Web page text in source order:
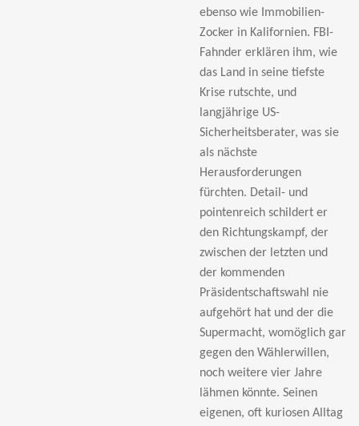
ebenso wie Immobilien-
Zocker in Kalifornien. FBI-
Fahnder erklären ihm, wie
das Land in seine tiefste
Krise rutschte, und
langjährige US-
Sicherheitsberater, was sie
als nächste
Herausforderungen
fürchten. Detail- und
pointenreich schildert er
den Richtungskampf, der
zwischen der letzten und
der kommenden
Präsidentschaftswahl nie
aufgehört hat und der die
Supermacht, womöglich gar
gegen den Wählerwillen,
noch weitere vier Jahre
lähmen könnte. Seinen
eigenen, oft kuriosen Alltag